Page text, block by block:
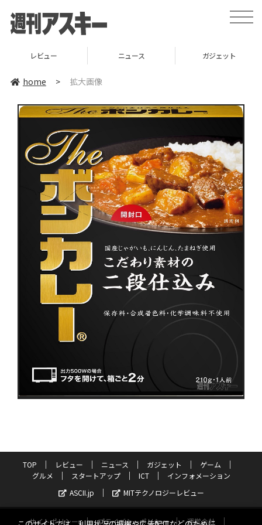
toggle
レビュー ニュース ガジェット
home > 拡大画像
TOP レビュー ニュース ガジェット
ゲーム
グルメ
スタートアップ ICT
インフォメーション
ASCII.jp
MITテクノロジーレビュー
サイトポリシー プライバシーポリシー 運営会社